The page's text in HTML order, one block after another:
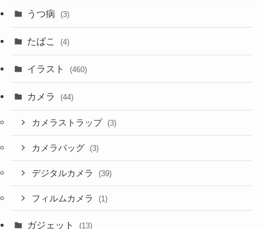
うつ病 (3)
たばこ (4)
イラスト (460)
カメラ (44)
カメラストラップ (3)
カメラバッグ (3)
デジタルカメラ (39)
フィルムカメラ (1)
ガジェット (13)